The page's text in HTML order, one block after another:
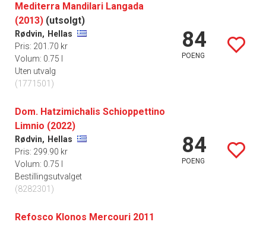
Mediterra Mandilari Langada
(2013) (utsolgt)
Rødvin, Hellas
Pris: 201.70 kr
Volum: 0.75 l
Uten utvalg
(1771501)
84
POENG
Dom. Hatzimichalis Schioppettino
Limnio (2022)
Rødvin, Hellas
Pris: 299.90 kr
Volum: 0.75 l
Bestillingsutvalget
(8282301)
84
POENG
Refosco Klonos Mercouri 2011